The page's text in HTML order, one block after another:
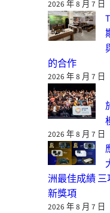
2026 年 8 月 7 日
的合作
2026 年 8 月 7 日
2026 年 8 月 7 日
洲最佳成績
新獎項
2026 年 8 月 7 日